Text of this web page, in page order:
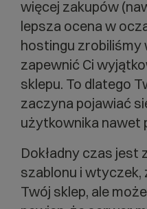
więcej zakupów
lepsza ocena w
hostingu
zapewnić Ci
sklepu. To dlatego
zaczyna pojawiać
użytkownika nawet
Dokładny czas jest
szablonu i
Twój sklep, ale